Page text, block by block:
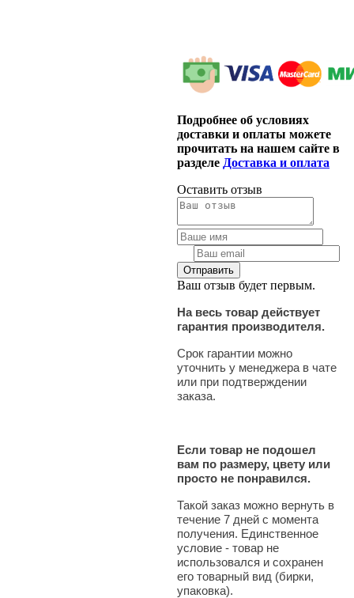
Подробнее об условиях
доставки и оплаты можете
прочитать на нашем сайте в
разделе Доставка и оплата
Оставить отзыв
Ваш отзыв будет первым.
На весь товар действует
гарантия производителя.
Срок гарантии можно
уточнить у менеджера в чате
или при подтверждении
заказа.
Если товар не подошел
вам по размеру, цвету или
просто не понравился.
Такой заказ можно вернуть в
течение 7 дней с момента
получения. Единственное
условие - товар не
использовался и сохранен
его товарный вид (бирки,
упаковка).